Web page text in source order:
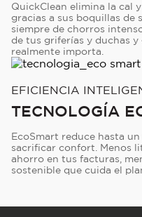
QuickClean elimina la cal
gracias a sus boquillas de
siempre de chorros
de tus griferías y duchas
realmente importa.
EFICIENCIA
TECNOLOGÍA
EcoSmart reduce hasta
sacrificar confort. Menos
ahorro en tus facturas,
sostenible que cuida el